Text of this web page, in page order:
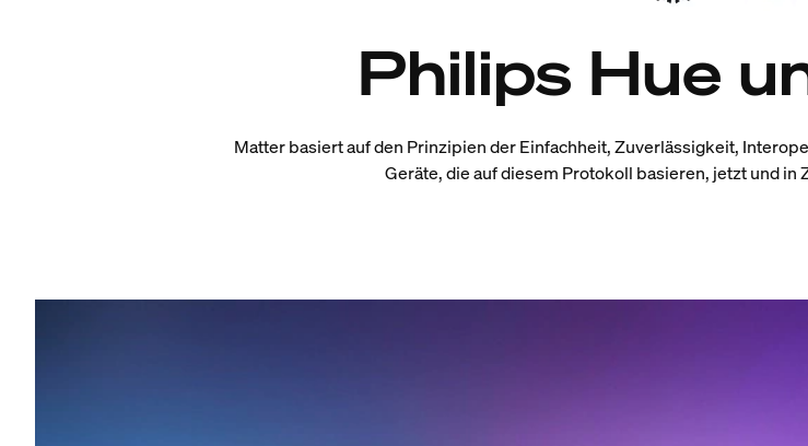
Philips Hue
Matter basiert auf den Prinzipien der Einfachheit, Zuverlässigkeit,
Geräte, die auf diesem Protokoll basieren, jetzt und